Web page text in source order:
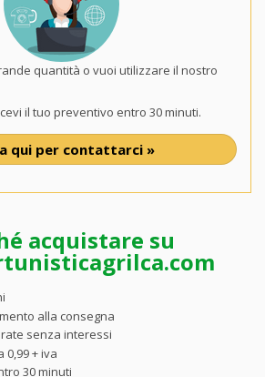
quantità o vuoi utilizzare il nostro
il tuo preventivo entro 30 minuti.
qui per contattarci »
acquistare su
alla consegna
senza interessi
0,99 + iva
30 minuti